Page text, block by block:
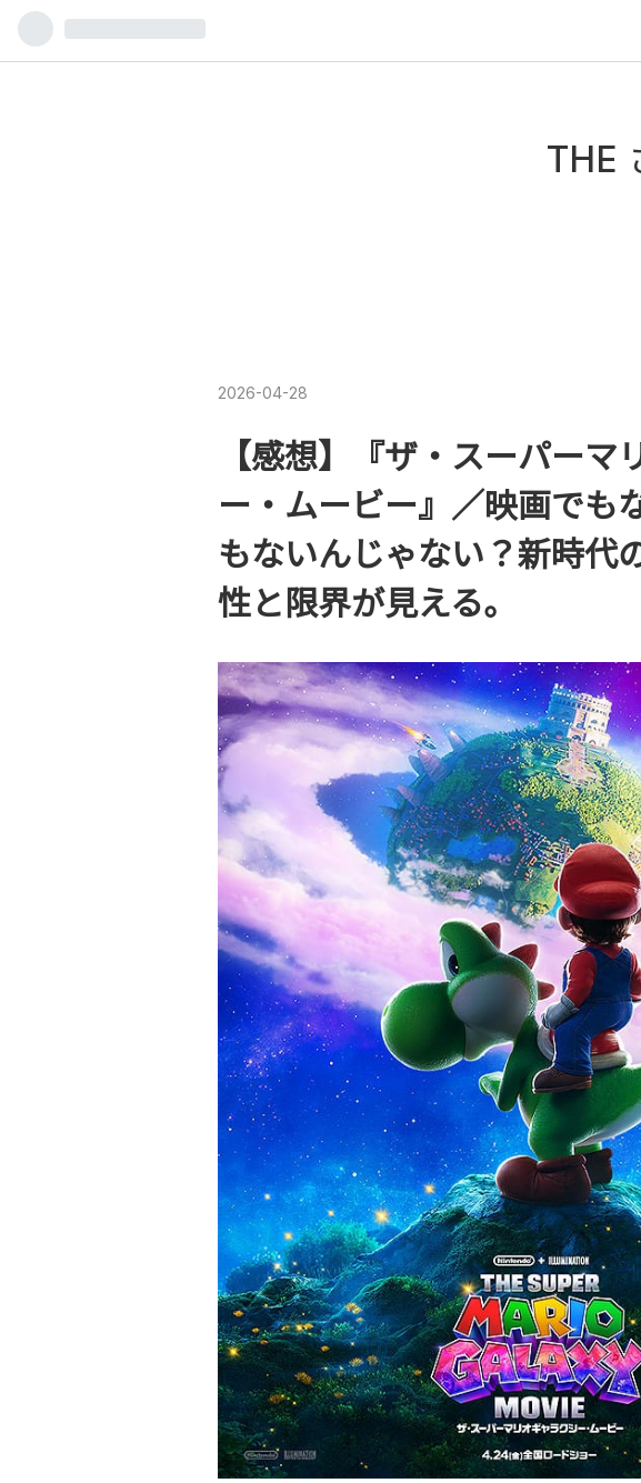
THE
2026-04-28
【感想】『ザ・スーパーマ
ー・ムービー』／映画でも
もないんじゃない？新時代
性と限界が見える。